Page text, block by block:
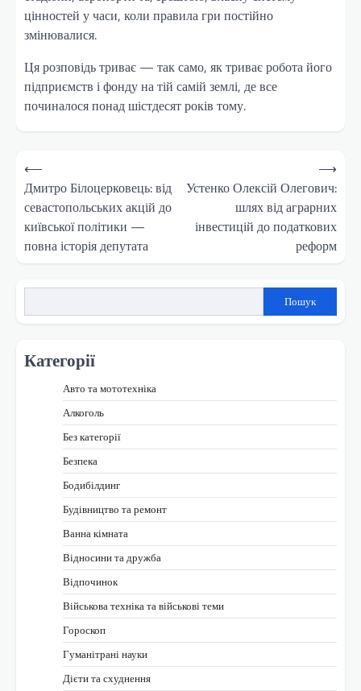
цінностей у часи, коли правила гри постійно
змінювалися.
Ця розповідь триває — так само, як триває робота його
підприємств і фонду на тій самій землі, де все
починалося понад шістдесят років тому.
Навігація
записів
⟵
Дмитро Білоцерковець: від
севастопольських акцій до
київської політики —
повна історія депутата
Устенко Олексій Олегович:
шлях від аграрних
інвестицій до податкових
реформ
⟶
Пошук
Категорії
Авто та мототехніка
Алкоголь
Без категорії
Безпека
Бодибілдинг
Будівництво та ремонт
Ванна кімната
Відносини та дружба
Відпочинок
Військова техніка та військові теми
Гороскоп
Гуманітрані науки
Дієти та схуднення